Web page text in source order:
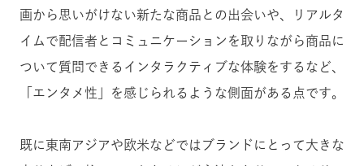
画から思いがけない新たな商品との出会いや、リアルタ
イムで配信者とコミュニケーションを取りながら商品に
ついて質問できるインタラクティブな体験をするなど、
「エンタメ性」を感じられるような側面がある点です。
既に東南アジアや欧米などではブランドにとって大きな